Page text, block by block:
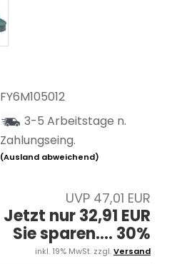
FY6M105012
3-5 Arbeitstage n.
Zahlungseing.
(Ausland abweichend)
UVP 47,01 EUR
Jetzt nur 32,91 EUR
Sie sparen.... 30%
inkl. 19% MwSt. zzgl.Versand